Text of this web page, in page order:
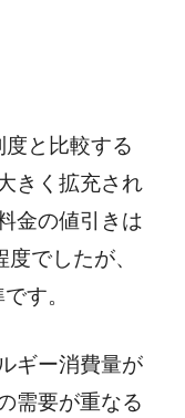
と比較する
きく拡充され
金の値引きは
でしたが、
す。
ギー消費量が
需要が重なる